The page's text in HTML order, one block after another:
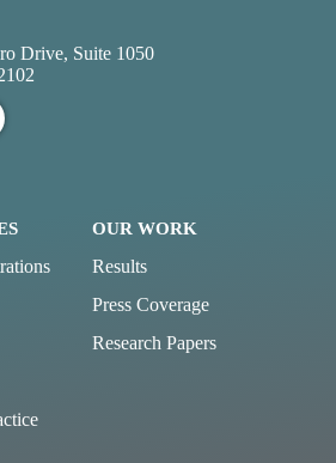
Drive, Suite 1050
OUR WORK
Results
Press Coverage
Research Papers